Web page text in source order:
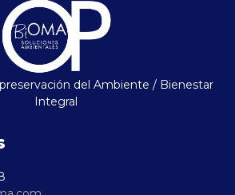
del Ambiente / Bienestar
Integral